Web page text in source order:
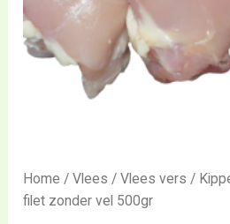
Home /Vlees /Vlees vers /
filet zonder vel 500gr